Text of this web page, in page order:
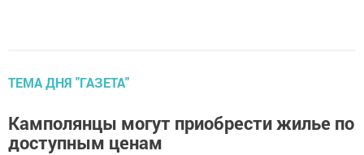
ТЕМА ДНЯ "ГАЗЕТА"
Камполянцы могут приобрести жилье по
доступным ценам